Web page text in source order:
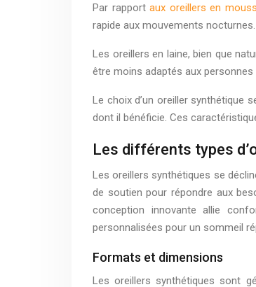
Par rapport aux oreillers en
rapide aux mouvements
Les oreillers en laine, bien que
être moins adaptés aux personnes
Le choix d’un oreiller synthétique
dont il bénéficie. Ces
Les différents types
Les oreillers synthétiques se
de soutien pour répondre aux
conception innovante allie
personnalisées pour un sommeil
Formats et dimensions
Les oreillers synthétiques sont